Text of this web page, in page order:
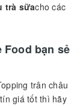
trà sữacho các
Food bạn sẻ
trân châu
giá tốt thì hãy